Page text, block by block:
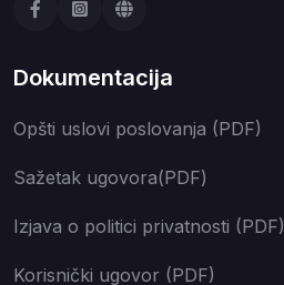
Dokumentacija
Opšti uslovi poslovanja (PDF)
Sažetak ugovora(PDF)
Izjava o politici privatnosti (PDF)
Korisnički ugovor (PDF)